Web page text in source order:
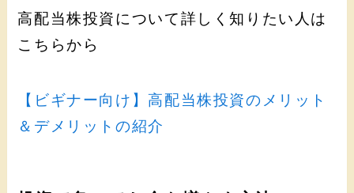
高配当株投資について詳しく知りたい人は
こちらから
【ビギナー向け】高配当株投資のメリット
＆デメリットの紹介